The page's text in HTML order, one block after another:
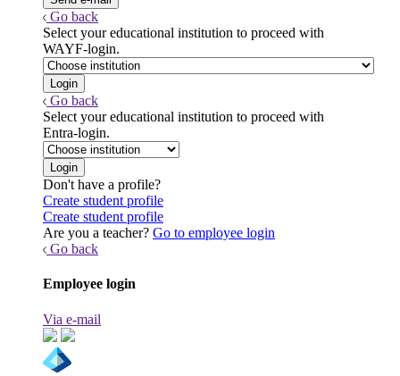
Go back
Select your educational institution to proceed with
WAYF-login.
Go back
Select your educational institution to proceed with
Entra-login.
Don't have a profile?
Create student profile
Create student profile
Are you a teacher? Go to employee login
Go back
Employee login
Via e-mail